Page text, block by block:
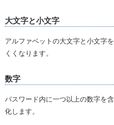
大文字と小文字
アルファベットの大文字と小文字
くくなります。
数字
パスワード内に一つ以上の数字を
化します。